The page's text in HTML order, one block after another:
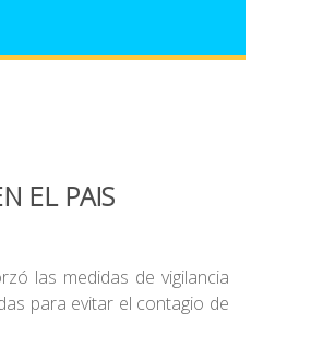
EL PAIS
las medidas de vigilancia
para evitar el contagio de